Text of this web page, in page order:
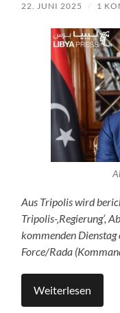
22. JUNI 2025 / 1
Aus Tripolis wird
Tripolis-‚Regierung‘,
kommenden
Force/Rada
Weiterlesen